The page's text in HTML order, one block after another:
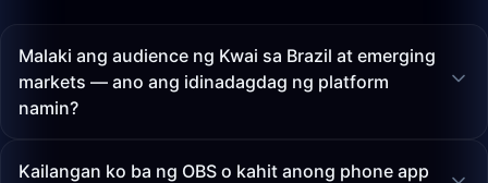
Malaki ang audience ng Kwai sa Brazil at emerging
markets — ano ang idinadagdag ng platform
namin?
Kailangan ko ba ng OBS o kahit anong phone app